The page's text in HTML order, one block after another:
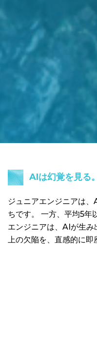
AIは幻覚を見る
ジュニアエンジニアは
ちです。 一方、平均5年
エンジニアは、AIが生み
上の欠陥を、直感的に即